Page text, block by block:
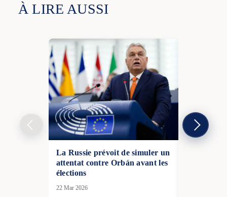
À LIRE AUSSI
La Russie prévoit de simuler un
attentat contre Orbán avant les
élections
22 Mar 2026